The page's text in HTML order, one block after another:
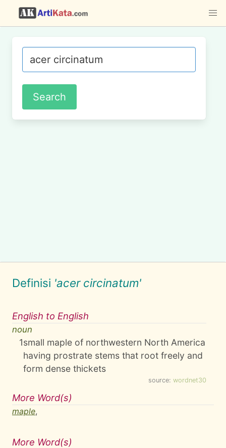
Definisi 'acer circinatum'
English to English
noun
1small maple of northwestern North America
having prostrate stems that root freely and
form dense thickets
source: wordnet30
More Word(s)
maple,
More Word(s)